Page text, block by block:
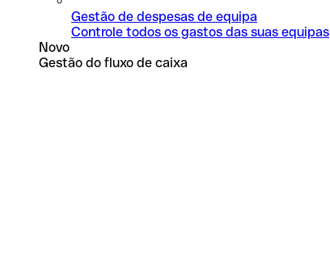
Gestão de despesas de equipa
Controle todos os gastos das suas equipas
Novo
Gestão do fluxo de caixa